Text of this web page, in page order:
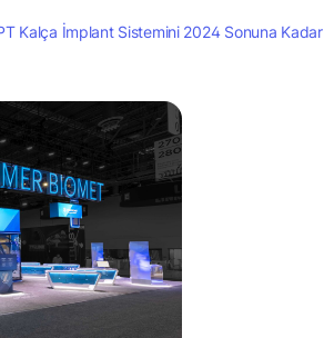
Kalça İmplant Sistemini 2024 Sonuna Kadar